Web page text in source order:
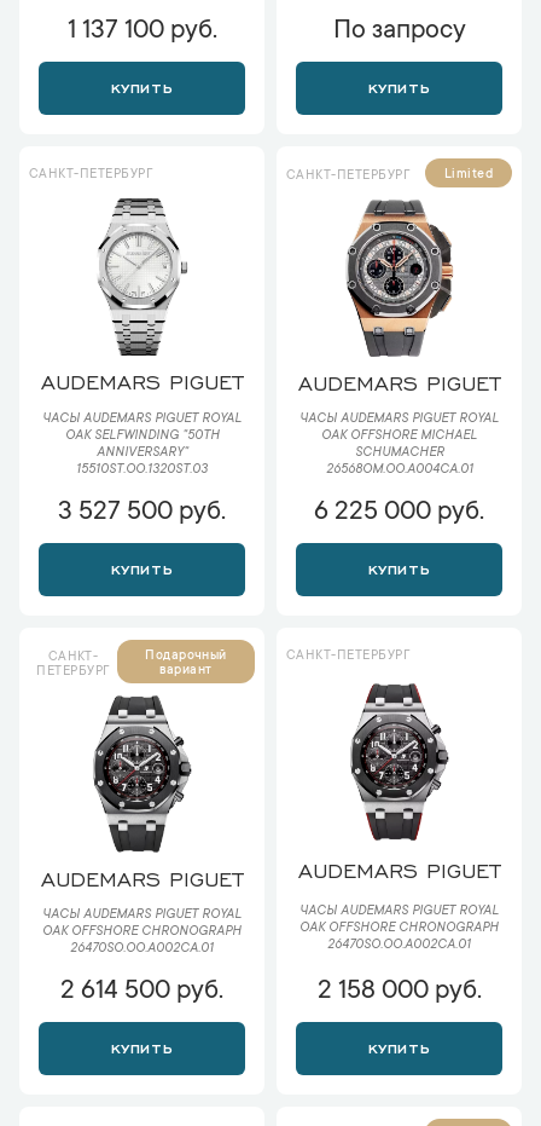
1 137 100 руб.
КУПИТЬ
По запросу
КУПИТЬ
САНКТ-ПЕТЕРБУРГ
AUDEMARS PIGUET
ЧАСЫ AUDEMARS PIGUET ROYAL
OAK SELFWINDING "50TH
ANNIVERSARY"
15510ST.OO.1320ST.03
3 527 500 руб.
КУПИТЬ
САНКТ-ПЕТЕРБУРГ Limited
AUDEMARS PIGUET
ЧАСЫ AUDEMARS PIGUET ROYAL
OAK OFFSHORE MICHAEL
SCHUMACHER
26568OM.OO.A004CA.01
6 225 000 руб.
КУПИТЬ
САНКТ-
ПЕТЕРБУРГ
Подарочный
вариант
AUDEMARS PIGUET
ЧАСЫ AUDEMARS PIGUET ROYAL
OAK OFFSHORE CHRONOGRAPH
26470SO.OO.A002CA.01
2 614 500 руб.
КУПИТЬ
САНКТ-ПЕТЕРБУРГ
AUDEMARS PIGUET
ЧАСЫ AUDEMARS PIGUET ROYAL
OAK OFFSHORE CHRONOGRAPH
26470SO.OO.A002CA.01
2 158 000 руб.
КУПИТЬ